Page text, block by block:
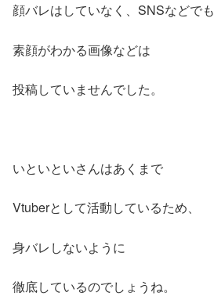
顔バレはしていなく、SNSなどでも
素顔がわかる画像などは
投稿していませんでした。
いといといさんはあくまで
Vtuberとして活動しているため、
身バレしないように
徹底しているのでしょうね。